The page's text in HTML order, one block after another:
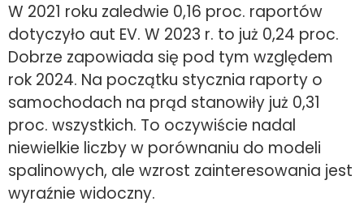
W 2021 roku zaledwie 0,16 proc. raportów
dotyczyło aut EV. W 2023 r. to już 0,24 proc.
Dobrze zapowiada się pod tym względem
rok 2024. Na początku stycznia raporty o
samochodach na prąd stanowiły już 0,31
proc. wszystkich. To oczywiście nadal
niewielkie liczby w porównaniu do modeli
spalinowych, ale wzrost zainteresowania jest
wyraźnie widoczny.